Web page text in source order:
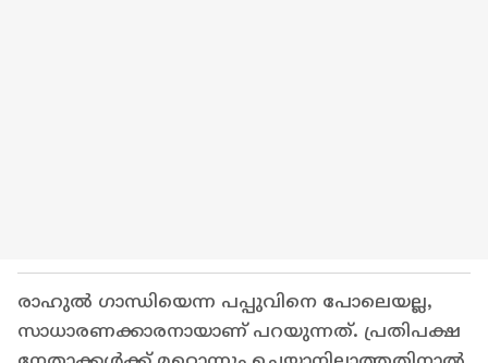
രാഹുല്‍ ഗാന്ധിയെന്ന പപ്പുവിനെ പോലെയല്ല,
സാധാരണക്കാരനായാണ് പറയുന്നത്. പ്രതിപക്ഷ